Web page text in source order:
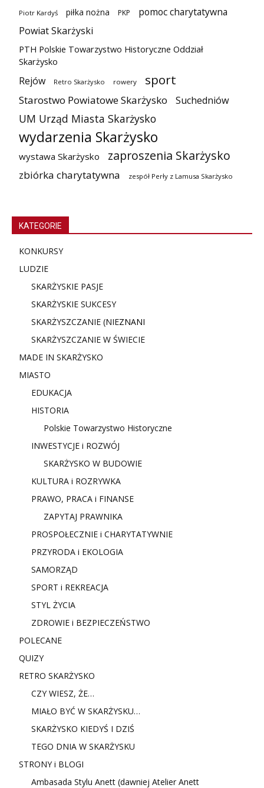
Piotr Kardyś piłka nożna PKP
pomoc charytatywna
Powiat Skarżyski
PTH Polskie Towarzystwo Historyczne Oddział
Skarżysko
Rejów Retro Skarżysko rowery sport
Starostwo Powiatowe Skarżysko Suchedniów
UM Urząd Miasta Skarżysko
wydarzenia Skarżysko
wystawa Skarżysko zaproszenia Skarżysko
zbiórka charytatywna zespół Perły z Lamusa Skarżysko
KATEGORIE
KONKURSY
LUDZIE
SKARŻYSKIE PASJE
SKARŻYSKIE SUKCESY
SKARŻYSZCZANIE (NIEZNANI
SKARŻYSZCZANIE W ŚWIECIE
MADE IN SKARŻYSKO
MIASTO
EDUKACJA
HISTORIA
Polskie Towarzystwo Historyczne
INWESTYCJE i ROZWÓJ
SKARŻYSKO W BUDOWIE
KULTURA i ROZRYWKA
PRAWO, PRACA i FINANSE
ZAPYTAJ PRAWNIKA
PROSPOŁECZNIE i CHARYTATYWNIE
PRZYRODA i EKOLOGIA
SAMORZĄD
SPORT i REKREACJA
STYL ŻYCIA
ZDROWIE i BEZPIECZEŃSTWO
POLECANE
QUIZY
RETRO SKARŻYSKO
CZY WIESZ, ŻE…
MIAŁO BYĆ W SKARŻYSKU…
SKARŻYSKO KIEDYŚ I DZIŚ
TEGO DNIA W SKARŻYSKU
STRONY i BLOGI
Ambasada Stylu Anett (dawniej Atelier Anett